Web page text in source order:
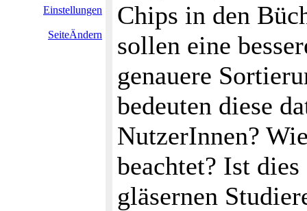
Einstellungen
SeiteÄndern
Chips in den
sollen eine
genauere
bedeuten diese
NutzerInnen?
beachtet? Ist
gläsernen